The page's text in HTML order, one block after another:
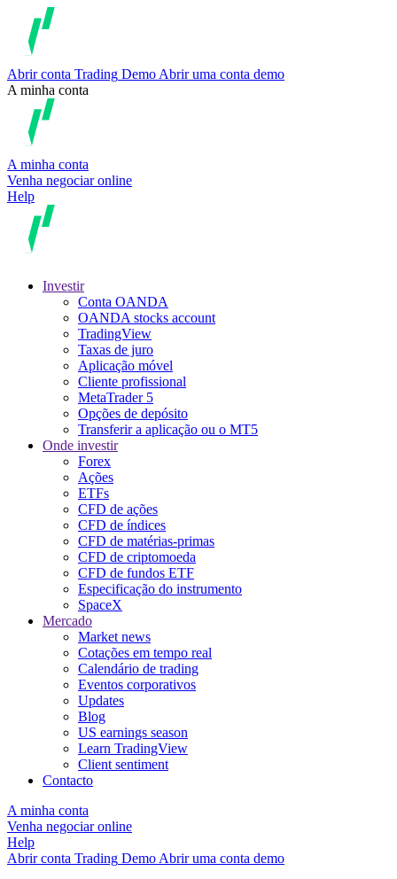
Abrir conta Trading Demo Abrir uma conta demo
A minha conta
A minha conta
Venha negociar online
Help
Investir
Conta OANDA
OANDA stocks account
TradingView
Taxas de juro
Aplicação móvel
Cliente profissional
MetaTrader 5
Opções de depósito
Transferir a aplicação ou o MT5
Onde investir
Forex
Ações
ETFs
CFD de ações
CFD de índices
CFD de matérias-primas
CFD de criptomoeda
CFD de fundos ETF
Especificação do instrumento
SpaceX
Mercado
Market news
Cotações em tempo real
Calendário de trading
Eventos corporativos
Updates
Blog
US earnings season
Learn TradingView
Client sentiment
Contacto
A minha conta
Venha negociar online
Help
Abrir conta Trading Demo Abrir uma conta demo